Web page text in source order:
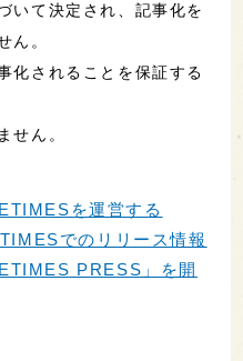
いて決定され、記事化を
ん。
化されることを保証する
せん。
を運営する
でのリリース情報
PRESS」を開